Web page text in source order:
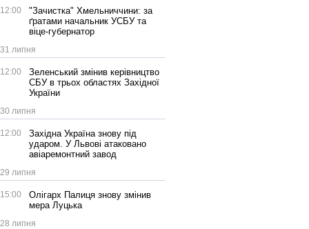
12:00
"Зачистка" Хмельниччини: за
ґратами начальник УСБУ та
віце-губернатор
31 липня
12:00
Зеленський змінив керівництво
СБУ в трьох областях Західної
України
30 липня
12:00
Західна Україна знову під
ударом. У Львові атаковано
авіаремонтний завод
29 липня
15:00
Олігарх Палиця знову змінив
мера Луцька
28 липня